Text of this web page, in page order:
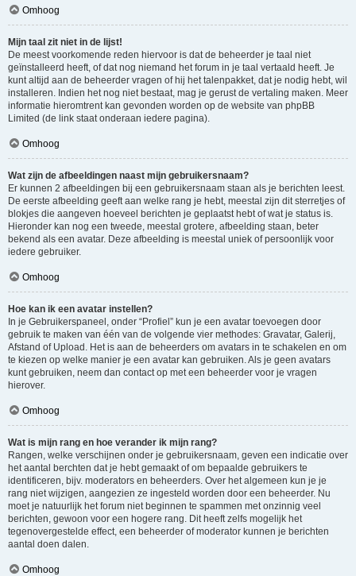
Omhoog
Mijn taal zit niet in de lijst!
De meest voorkomende reden hiervoor is dat de beheerder je taal niet
geïnstalleerd heeft, of dat nog niemand het forum in je taal vertaald heeft. Je
kunt altijd aan de beheerder vragen of hij het talenpakket, dat je nodig hebt, wil
installeren. Indien het nog niet bestaat, mag je gerust de vertaling maken. Meer
informatie hieromtrent kan gevonden worden op de website van phpBB
Limited (de link staat onderaan iedere pagina).
Omhoog
Wat zijn de afbeeldingen naast mijn gebruikersnaam?
Er kunnen 2 afbeeldingen bij een gebruikersnaam staan als je berichten leest.
De eerste afbeelding geeft aan welke rang je hebt, meestal zijn dit sterretjes of
blokjes die aangeven hoeveel berichten je geplaatst hebt of wat je status is.
Hieronder kan nog een tweede, meestal grotere, afbeelding staan, beter
bekend als een avatar. Deze afbeelding is meestal uniek of persoonlijk voor
iedere gebruiker.
Omhoog
Hoe kan ik een avatar instellen?
In je Gebruikerspaneel, onder “Profiel” kun je een avatar toevoegen door
gebruik te maken van één van de volgende vier methodes: Gravatar, Galerij,
Afstand of Upload. Het is aan de beheerders om avatars in te schakelen en om
te kiezen op welke manier je een avatar kan gebruiken. Als je geen avatars
kunt gebruiken, neem dan contact op met een beheerder voor je vragen
hierover.
Omhoog
Wat is mijn rang en hoe verander ik mijn rang?
Rangen, welke verschijnen onder je gebruikersnaam, geven een indicatie over
het aantal berchten dat je hebt gemaakt of om bepaalde gebruikers te
identificeren, bijv. moderators en beheerders. Over het algemeen kun je je
rang niet wijzigen, aangezien ze ingesteld worden door een beheerder. Nu
moet je natuurlijk het forum niet beginnen te spammen met onzinnig veel
berichten, gewoon voor een hogere rang. Dit heeft zelfs mogelijk het
tegenovergestelde effect, een beheerder of moderator kunnen je berichten
aantal doen dalen.
Omhoog